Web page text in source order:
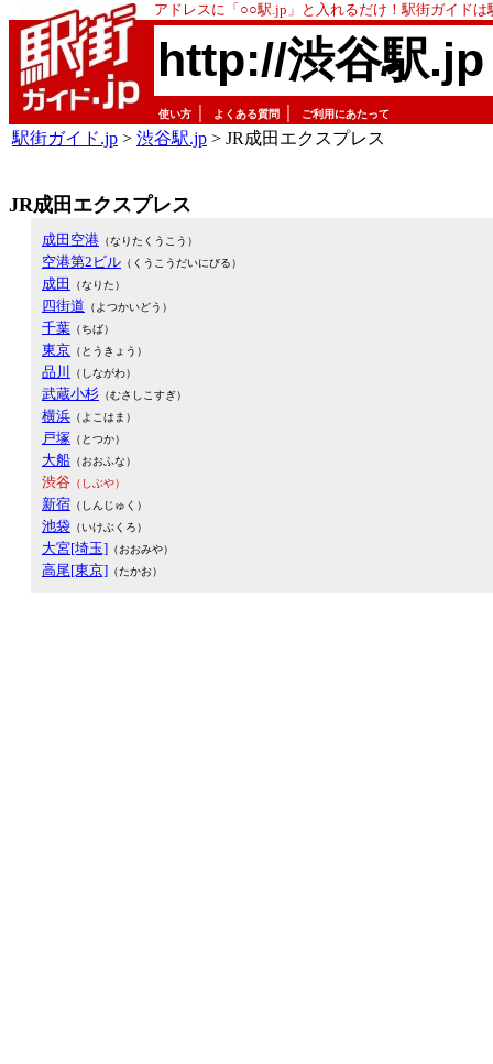
アドレスに「○○駅.jp」と入れるだけ！駅街ガイド
http://渋谷駅.jp
使い方 よくある質問 ご利用にあたって
駅街ガイド.jp > 渋谷駅.jp > JR成田エクスプレス
JR成田エクスプレス
成田空港 （なりたくうこう）
空港第2ビル （くうこうだいにびる）
成田 （なりた）
四街道 （よつかいどう）
千葉 （ちば）
東京 （とうきょう）
品川 （しながわ）
武蔵小杉 （むさしこすぎ）
横浜 （よこはま）
戸塚 （とつか）
大船 （おおふな）
渋谷 （しぶや）
新宿 （しんじゅく）
池袋 （いけぶくろ）
大宮[埼玉] （おおみや）
高尾[東京] （たかお）